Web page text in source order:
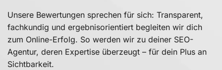
Unsere Bewertungen sprechen für sich: Transparent,
fachkundig und ergebnisorientiert begleiten wir dich
zum Online-Erfolg. So werden wir zu deiner SEO-
Agentur, deren Expertise überzeugt – für dein Plus an
Sichtbarkeit.